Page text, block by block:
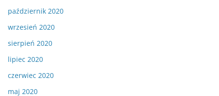
październik 2020
wrzesień 2020
sierpień 2020
lipiec 2020
czerwiec 2020
maj 2020